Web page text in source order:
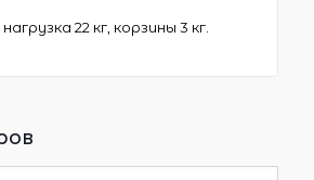
22 кг, корзины 3 кг.